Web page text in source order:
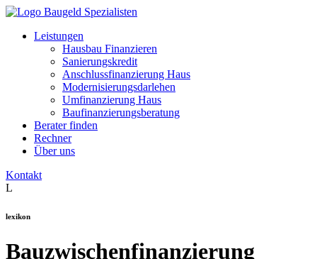
Leistungen
Hausbau Finanzieren
Sanierungskredit
Anschlussfinanzierung Haus
Modernisierungsdarlehen
Umfinanzierung Haus
Baufinanzierungsberatung
Berater finden
Rechner
Über uns
Kontakt
L
lexikon
Bauzwischenfinanzierung